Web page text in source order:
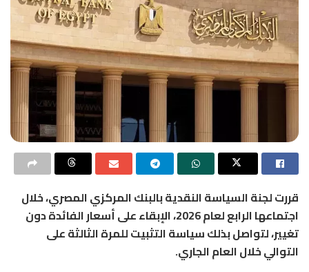
قررت لجنة السياسة النقدية بالبنك المركزي المصري، خلال
اجتماعها الرابع لعام 2026، الإبقاء على أسعار الفائدة دون
تغيير، لتواصل بذلك سياسة التثبيت للمرة الثالثة على
التوالي خلال العام الجاري.